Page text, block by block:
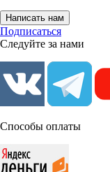
Написать нам
Подписаться
Следуйте за нами
Способы оплаты